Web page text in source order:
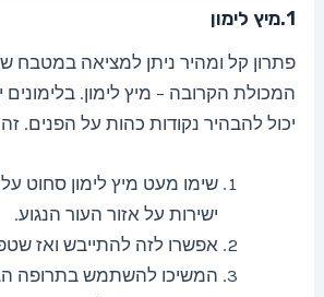
1.מיץ לימון
פתרון קל ומהיר ניתן למציאה במטבח
יכול להבהיר נקודות כהות על הפנים.
שימו מעט מיץ לימון סחוט
ישירות על אזור העור הנגוע.
אפשרו לזה להתייבש ואז
המשיכו להשתמש בתרופה